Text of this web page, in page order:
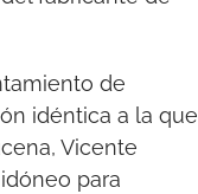
de
idéntica a la que
Vicente
para